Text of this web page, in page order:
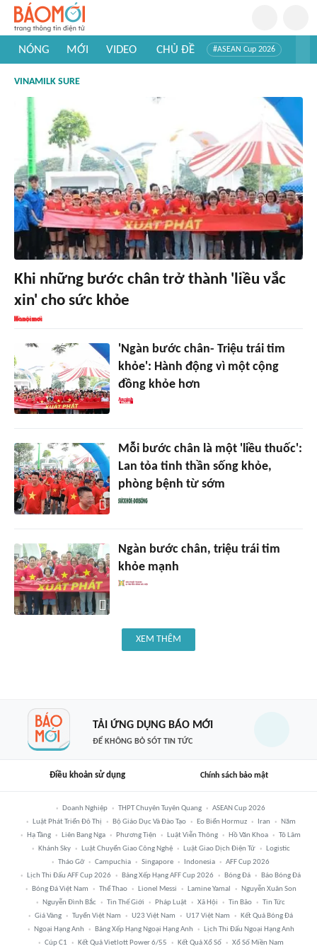
NÓNG MỚI VIDEO CHỦ ĐỀ #ASEAN Cup 2026
#Khám phá thế giới
VINAMILK SURE
Khi những bước chân trở thành 'liều vắc
xin' cho sức khỏe
'Ngàn bước chân- Triệu trái tim
khỏe': Hành động vì một cộng
đồng khỏe hơn
Mỗi bước chân là một 'liều thuốc':
Lan tỏa tinh thần sống khỏe,
phòng bệnh từ sớm
Ngàn bước chân, triệu trái tim
khỏe mạnh
XEM THÊM
TẢI ỨNG DỤNG BÁO MỚI
ĐỂ KHÔNG BỎ SÓT TIN TỨC
Điều khoản sử dụng Chính sách bảo mật
Doanh Nghiệp THPT Chuyên Tuyên Quang
ASEAN Cup 2026
Luật Phát Triển Đô Thị
Bộ Giáo Dục Và Đào Tạo Eo Biển Hormuz Iran
Năm
Hạ Tầng
Liên Bang Nga Phương Tiện Luật Viễn Thông Hồ Văn Khoa
Tô Lâm
Khánh Sky
Luật Chuyển Giao Công Nghệ Luật Giao Dịch Điện Tử
Logistic
Tháo Gỡ
Campuchia Singapore Indonesia
AFF Cup 2026
Lịch Thi Đấu AFF Cup 2026
Bảng Xếp Hạng AFF Cup 2026 Bóng Đá
Báo Bóng Đá
Bóng Đá Việt Nam
Thể Thao Lionel Messi Lamine Yamal
Nguyễn Xuân Son
Nguyễn Đình Bắc
Tin Thế Giới Pháp Luật Xã Hội Tin Bão
Tin Tức
Giá Vàng
Tuyển Việt Nam U23 Việt Nam U17 Việt Nam
Kết Quả Bóng Đá
Ngoại Hạng Anh
Bảng Xếp Hạng Ngoại Hạng Anh
Lịch Thi Đấu Ngoại Hạng Anh
Cúp C1
Kết Quả Vietlott Power 6/55 Kết Quả Xổ Số Xổ Số Miền Nam